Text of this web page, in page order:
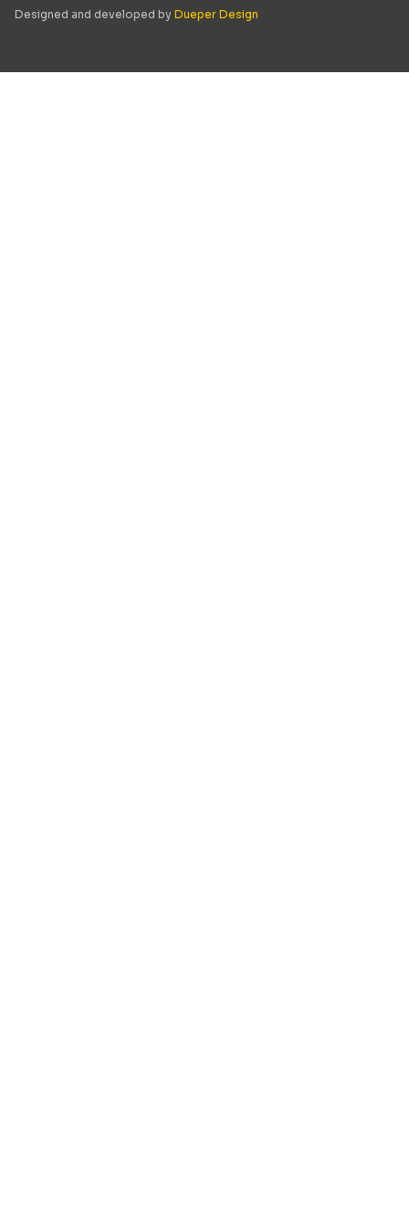
Designed and developed by Dueper Design